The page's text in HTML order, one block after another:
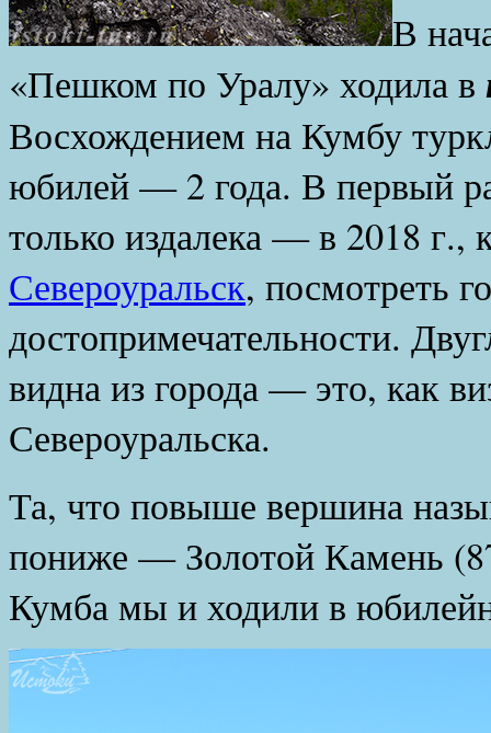
В
«Пешком по Уралу» ходила в
Восхождением на Кумбу
юбилей — 2 года. В первый
только издалека — в 2018 г.,
Североуральск, посмотреть
достопримечательности.
видна из города — это, как
Североуральска.
Та, что повыше вершина
пониже — Золотой Камень
Кумба мы и ходили в